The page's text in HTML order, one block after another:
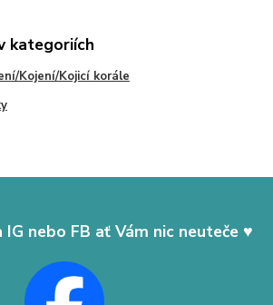
kategoriích
Kojení/Kojicí korále
nebo FB ať Vám nic neuteče ♥